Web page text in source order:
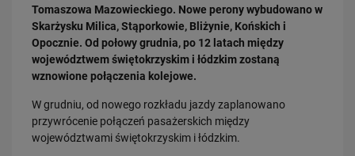
Tomaszowa Mazowieckiego. Nowe perony wybudowano w
Skarżysku Milica, Stąporkowie, Bliżynie, Końskich i
Opocznie. Od połowy grudnia, po 12 latach między
województwem świętokrzyskim i łódzkim zostaną
wznowione połączenia kolejowe.
W grudniu, od nowego rozkładu jazdy zaplanowano
przywrócenie połączeń pasażerskich między
województwami świętokrzyskim i łódzkim.
03.08.2026
Dzięki KPO kolej zmieniła Limanową
PRZECZYTAJ